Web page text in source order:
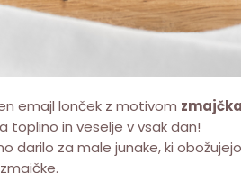
emajl lonček z motivom zmajčka
toplino in veselje v vsak dan!
darilo za male junake, ki